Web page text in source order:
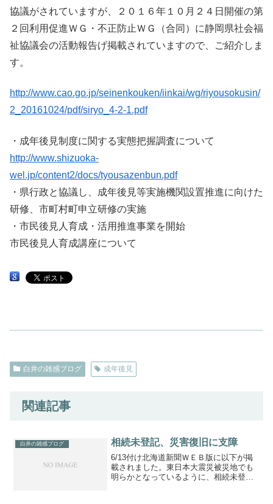
協議がされていますが、２０１６年１０月２４日開催の第
２回利用促進ＷＧ・不正防止ＷＧ（合同）に静岡県社会福
祉協議会の活動報告げ掲載されていますので、ご紹介しま
す。
http://www.cao.go.jp/seinenkouken/iinkai/wg/riyousokusin/
2_20161024/pdf/siryo_4-2-1.pdf
・成年後見制度に関する実態把握調査について
http://www.shizuoka-
wel.jp/content2/docs/tyousazenbun.pdf
・県行政と協議し、成年後見等実施機関設置推進に向けた
研修、市町村町申立研修の実施
・市民後見人育成・活用推進事業を開始
市民後見人育成講座について
白井の雑感ブログ 成年後見
関連記事
白井の雑感ブログ 相続未登記、災害復旧に支障
6/13付け北海道新聞ＷＥＢ版に以下が掲
載されました。東日本大震災被災地でも
明らかとなっているように、相続未登記